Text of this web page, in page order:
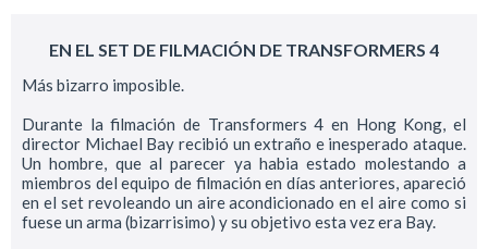
EN EL SET DE FILMACIÓN DE TRANSFORMERS 4
Más bizarro imposible.
Durante la filmación de Transformers 4 en Hong Kong, el
director Michael Bay recibió un extraño e inesperado ataque.
Un hombre, que al parecer ya habia estado molestando a
miembros del equipo de filmación en días anteriores, apareció
en el set revoleando un aire acondicionado en el aire como si
fuese un arma (bizarrisimo) y su objetivo esta vez era Bay.